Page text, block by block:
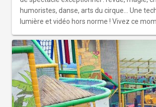
humoristes, danse, arts du cirque… Une
lumière et vidéo hors norme ! Vivez ce
scène pour vous offrir le show le plus
Reims et sa région ! Né à Tinqueux,
Reims, le Kabaret est devenu une adresse
pour vivre un moment inoubliable.
550 places en formule repas dansant –
en formule repas music-hall – 1200 places